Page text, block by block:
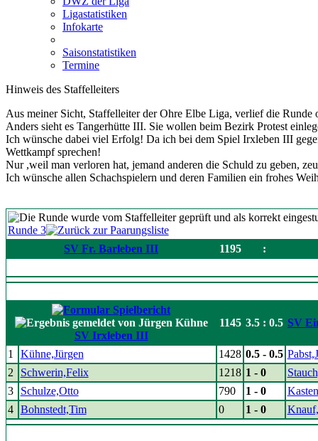
Ligastatistiken
Infokarte
Saisonstatistiken
Termine
Hinweis des Staffelleiters
Aus meiner Sicht, Staffelleiter der Ohre Elbe Liga, verlief die Runde
Anders sieht es Tangerhütte III. Sie wollen beim Bezirk Protest
Ich wünsche dabei viel Erfolg! Da ich bei dem Spiel Irxleben III
Wettkampf sprechen!
Nur ,weil man verloren hat, jemand anderen die Schuld zu geben,
Ich wünsche allen Schachspielern und deren Familien ein frohes
Runde 3
SV Fr. Barleben III
1195 :
SV Irxleben III
1145 3.5 : 0.5 SV
1 Kühne,Jürgen 1428 0.5 - 0.5
2
Schwerin,Felix 1218 1 - 0
3
Schulze,Otto 790 1 - 0
4
Bohnstedt,Tim 0 1 - 0